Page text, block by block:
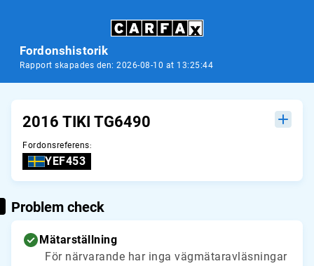
Fordonshistorik
Rapport skapades den: 2026-08-10 at 13:25:44
2016 TIKI TG6490
Fordonsreferens:
YEF453
Problem check
Mätarställning
För närvarande har inga vägmätaravläsningar